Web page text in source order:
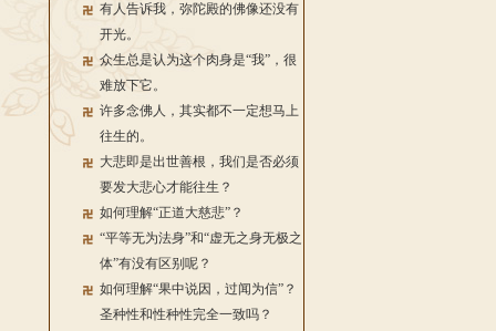
有人告诉我，弥陀殿的佛像还没有
开光。
众生总是认为这个肉身是“我”，很
难放下它。
许多念佛人，其实都不一定想马上
往生的。
大悲即是出世善根，我们是否必须
要发大悲心才能往生？
如何理解“正道大慈悲”？
“平等无为法身”和“虚无之身无极之
体”有没有区别呢？
如何理解“果中说因，过闻为信”？
圣种性和性种性完全一致吗？